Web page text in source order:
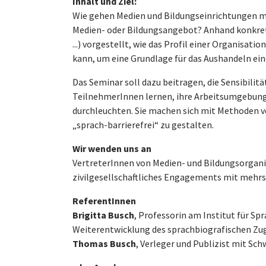
Wie gehen Medien und
Medien- oder Bildungsangebot? Anhand
...) vorgestellt, wie das Profil einer
kann, um eine Grundlage für das Aushandeln
Das Seminar soll dazu beitragen, die
TeilnehmerInnen lernen, ihre
durchleuchten. Sie machen sich mit
„sprach-barrierefrei“ zu gestalten.
Wir wenden uns an
VertreterInnen von Medien- und
zivilgesellschaftliches Engagements mit
ReferentInnen
Brigitta Busch, Professorin am Institut für
Weiterentwicklung des sprachbiografischen
Thomas Busch, Verleger und Publizist mit